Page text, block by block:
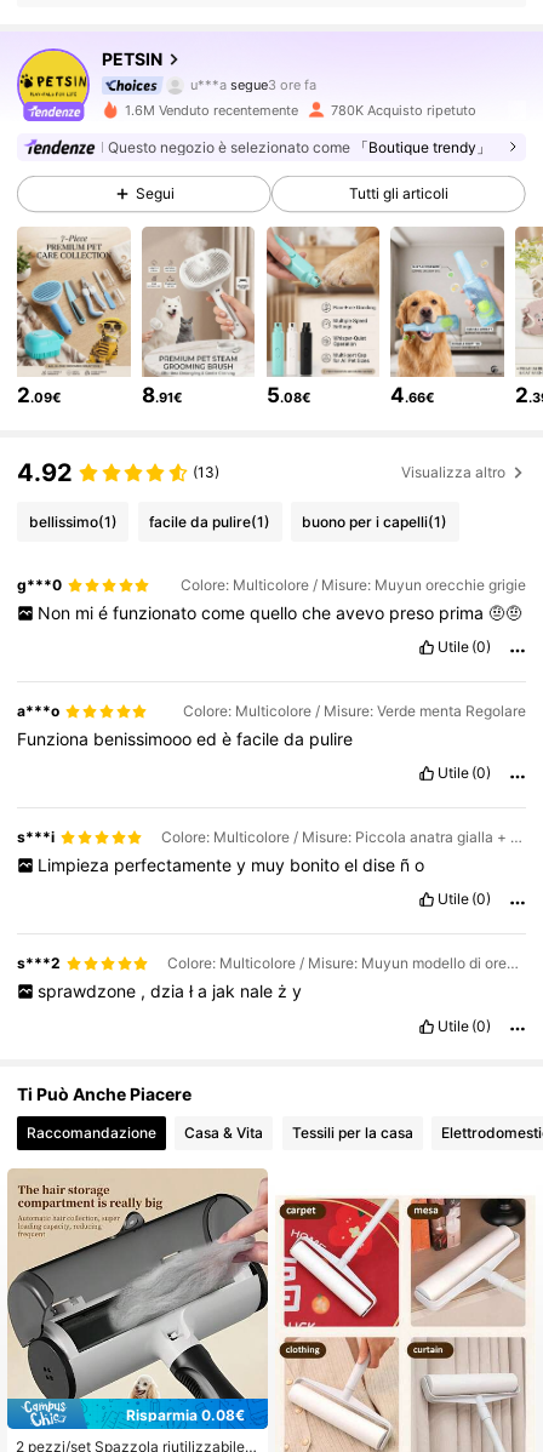
PETSIN
u***asegue3 ore fa
P***ssta navigando
216K Follower
4.85 216K Follower
4.85 216K Follower
4.85 216K Follower
4.85 216K Follower
1.6M Venduto recentemente 780K Acquisto ripetuto
Questo negozio è selezionato come 「Boutique trendy」
Segui Tutti gli articoli
2.09€ 8.91€ 5.08€ 4.66€ 2
4.92 (13) Visualizza altro
bellissimo(1) facile da pulire(1) buono per i capelli(1)
g***0 Colore: Multicolore / Misure: Muyun orecchie grigie
Non mi é funzionato come quello che avevo preso prima 🤨🤨
Utile (0)
a***o Colore: Multicolore / Misure: Verde menta Regolare
Funziona benissimoooedèfacileda pulire
Utile (0)
s***i Colore: Multicolore / Misure: Piccola anatra gialla + pettine con orecchie di coniglio giallo
Limpieza perfectamente y muy bonito el dise ñ o
Utile (0)
s***2 Colore: Multicolore / Misure: Muyun modello di orecchio grigio + pettine di orecchio di coniglio grigio,
sprawdzone , dzia ła jak nale ż y
Utile (0)
Ti Può Anche Piacere
Raccomandazione Casa & Vita Tessili per la casa
Risparmia 0.08€
2 pezzi/set Spazzola riutilizzabile p